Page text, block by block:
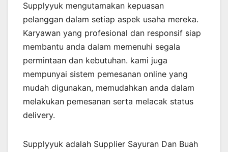
Supplyyuk mengutamakan kepuasan
pelanggan dalam setiap aspek usaha mereka.
Karyawan yang profesional dan responsif siap
membantu anda dalam memenuhi segala
permintaan dan kebutuhan. kami juga
mempunyai sistem pemesanan online yang
mudah digunakan, memudahkan anda dalam
melakukan pemesanan serta melacak status
delivery.
Supplyyuk adalah Supplier Sayuran Dan Buah